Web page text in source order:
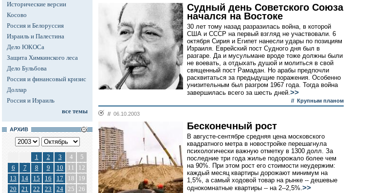
Исторические версии
Косово
Россия и Белоруссия
Израиль и Палестина
Дело ЮКОСа
Защита Химкинского леса
Дело Бульбова
Россия и финансовый кризис
Доллар
Россия и Израиль
все темы
АРХИВ
1 2 3 4
5
6
7 8 9 10 11
12
13
14 15 16 17 18
19
20
21 22 23 24 25 26
Судный день Советского Союза
начался на Востоке
30 лет тому назад разразилась война, в которой
США и СССР на первый взгляд не участвовали. 6
октября Сирия и Египет нанесли удары по позициям
Израиля. Еврейский пост Судного дня был в
разгаре. Да и мусульмане вроде тоже должны были
не воевать, а отдыхать душой и молиться в свой
священный пост Рамадан. Но арабы предпочли
расквитаться за предыдущие поражения. Особенно
унизительным был разгром 1967 года. Тогда война
завершилась всего за шесть дней.>>
// Крупным планом
// 06.10.2003
Бесконечный рост
В августе-сентябре средняя цена московского
квадратного метра в новостройке перешагнула
психологически важную отметку в 1300 долл. За
последние три года жилье подорожало более чем
на 90%. При этом рост его стоимости неудержим:
каждый месяц квартиры дорожают минимум на
1,5%, а самый ходовой товар на рынке -- дешевые
однокомнатные квартиры -- на 2--2,5%.>>